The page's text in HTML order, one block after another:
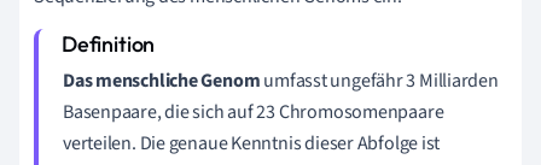
Das menschliche Genomumfasst ungefähr 3 Milliarden
Basenpaare, die sich auf 23 Chromosomenpaare
verteilen. Die genaue Kenntnis dieser Abfolge ist